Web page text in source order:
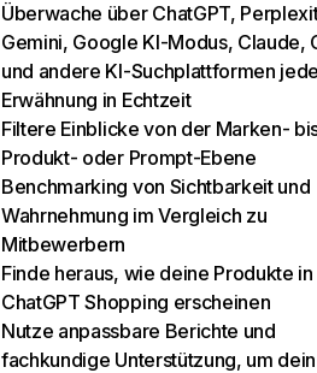
Überwache über ChatGPT,
Gemini, Google KI-Modus, Claude,
und andere KI-Suchplattformen
Erwähnung in Echtzeit
Filtere Einblicke von der Marken-
Produkt- oder Prompt-Ebene
Benchmarking von Sichtbarkeit und
Wahrnehmung im Vergleich zu
Mitbewerbern
Finde heraus, wie deine Produkte in
ChatGPT Shopping erscheinen
Nutze anpassbare Berichte und
fachkundige Unterstützung, um dein